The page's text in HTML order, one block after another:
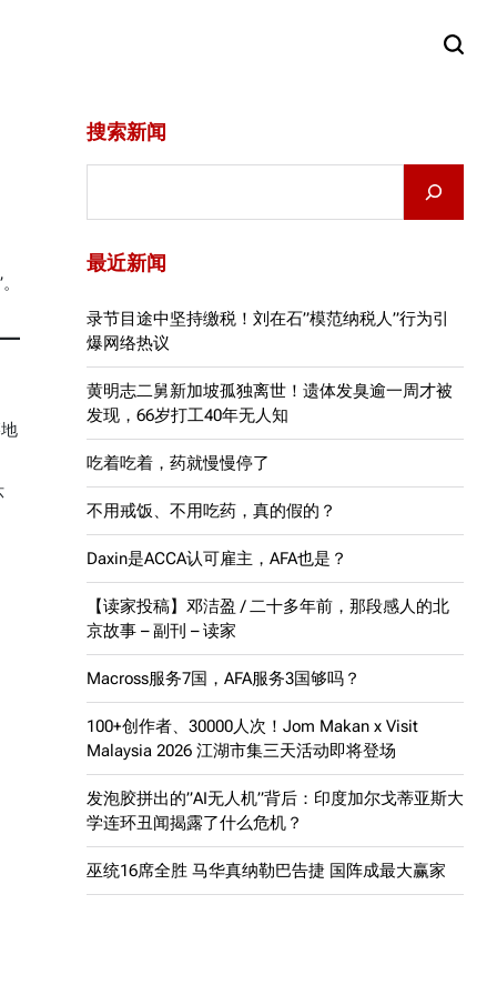
搜索新闻
最近新闻
录节目途中坚持缴税！刘在石”模范纳税人”行为引
爆网络热议
黄明志二舅新加坡孤独离世！遗体发臭逾一周才被
发现，66岁打工40年无人知
吃着吃着，药就慢慢停了
不用戒饭、不用吃药，真的假的？
Daxin是ACCA认可雇主，AFA也是？
【读家投稿】邓洁盈 / 二十多年前，那段感人的北
京故事 – 副刊 – 读家
Macross服务7国，AFA服务3国够吗？
100+创作者、30000人次！Jom Makan x Visit
Malaysia 2026 江湖市集三天活动即将登场
发泡胶拼出的”AI无人机”背后：印度加尔戈蒂亚斯大
学连环丑闻揭露了什么危机？
巫统16席全胜 马华真纳勒巴告捷 国阵成最大赢家